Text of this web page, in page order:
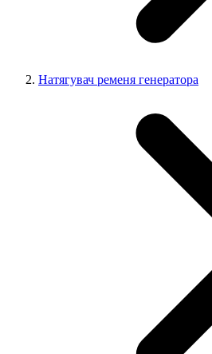
Натягувач ременя генератора